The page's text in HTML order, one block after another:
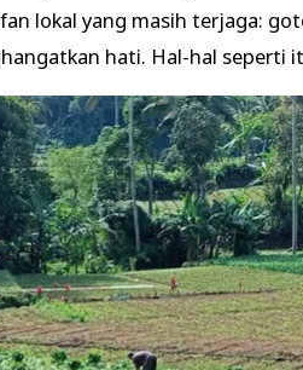
lokal yang masih terjaga:
hati. Hal-hal seperti